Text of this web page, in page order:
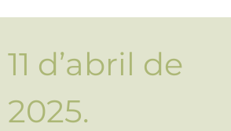
COL•LABORA
DONACIONS
11 d’abril de
2025.